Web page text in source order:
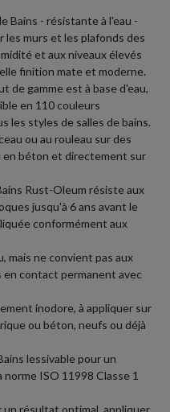
Bains - résistante à l'eau -
murs et les plafonds des
et aux niveaux élevés
finition mate et moderne.
de gamme est à base d'eau,
en 110 couleurs
les styles de salles de bains.
ou au rouleau sur des
en béton et directement sur
Rust-Oleum résiste aux
jusqu'à 6 ans avant le
conformément aux
mais ne convient pas aux
en contact permanent avec
inodore, à appliquer sur
ou béton, neufs ou déjà
lessivable pour un
ISO 11998 Classe 1